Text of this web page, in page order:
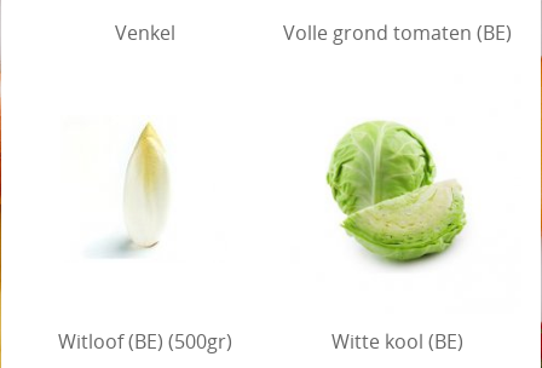
Venkel Volle grond tomaten (BE)
Witloof (BE) (500gr) Witte kool (BE)